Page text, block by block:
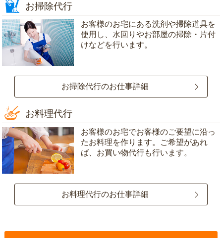
お掃除代行
お客様のお宅にある洗剤や掃除道具を
使用し、水回りやお部屋の掃除・片付
けなどを行います。
お掃除代行のお仕事詳細
お料理代行
お客様のお宅でお客様のご要望に沿っ
たお料理を作ります。ご希望があれ
ば、お買い物代行も行います。
お料理代行のお仕事詳細